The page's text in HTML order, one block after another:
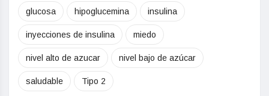
glucosa hipoglucemina insulina
inyecciones de insulina miedo
nivel alto de azucar nivel bajo de azúcar
saludable Tipo 2